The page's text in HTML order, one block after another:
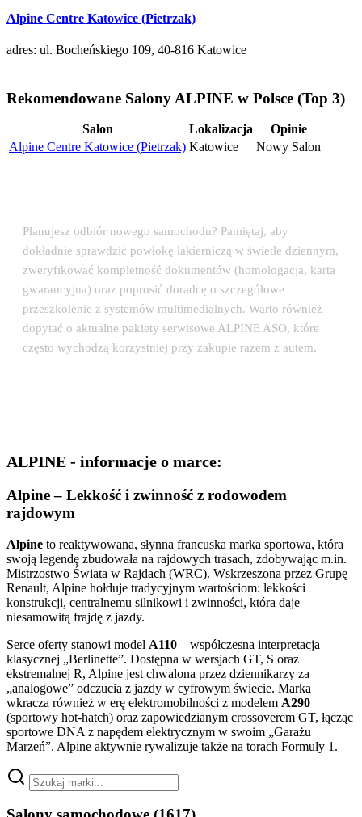
Alpine Centre Katowice (Pietrzak)
adres: ul. Bocheńskiego 109, 40-816 Katowice
Rekomendowane Salony ALPINE w Polsce (Top 3)
Salon Lokalizacja
Opinie
Alpine Centre Katowice (Pietrzak) Katowice Nowy Salon
Planujesz odbiór nowego samochodu? Pamiętaj, aby
dokładnie sprawdzić powłokę lakierniczą w świetle dziennym,
zweryfikować kompletność dokumentów (homologacja, karta
gwarancyjna) oraz poprosić doradcę o szczegółowe
przeszkolenie z systemów multimedialnych. Warto również
dopytać o aktualne pakiety serwisowe ALPINE ASO, które
często wychodzą korzystniej przy zakupie razem z autem.
ALPINE - informacje o marce:
Alpine – Lekkość i zwinność z rodowodem
rajdowym
Alpine to reaktywowana, słynna francuska marka sportowa, która
swoją legendę zbudowała na rajdowych trasach, zdobywając m.in.
Mistrzostwo Świata w Rajdach (WRC). Wskrzeszona przez Grupę
Renault, Alpine hołduje tradycyjnym wartościom: lekkości
konstrukcji, centralnemu silnikowi i zwinności, która daje
niesamowitą frajdę z jazdy.
Serce oferty stanowi model A110 – współczesna interpretacja
klasycznej „Berlinette”. Dostępna w wersjach GT, S oraz
ekstremalnej R, Alpine jest chwalona przez dziennikarzy za
„analogowe” odczucia z jazdy w cyfrowym świecie. Marka
wkracza również w erę elektromobilności z modelem A290
(sportowy hot-hatch) oraz zapowiedzianym crossoverem GT, łącząc
sportowe DNA z napędem elektrycznym w swoim „Garażu
Marzeń”. Alpine aktywnie rywalizuje także na torach Formuły 1.